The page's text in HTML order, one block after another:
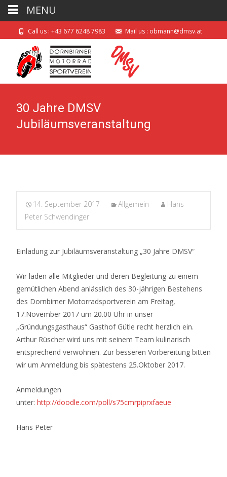
Call us : +43 677 6248 7983 Mail us : obmann@dmsv.at
30 Jahre DMSV
Jubiläumsveranstaltung
14. September 2017 Allgemein
Hans
Peter Schwendinger
Einladung zur Jubiläumsveranstaltung „30 Jahre DMSV“
Wir laden alle Mitglieder und deren Begleitung zu einem
gemütlichen Abend anlässlich des 30-jährigen Bestehens
des Dornbirner Motorradsportverein am Freitag,
17.November 2017 um 20.00 Uhr in unser
„Gründungsgasthaus“ Gasthof Gütle recht herzlich ein.
Arthur Rüscher wird uns mit seinem Team kulinarisch
entsprechend verwöhnen. Zur besseren Vorbereitung bitten
wir um Anmeldung bis spätestens 25.Oktober 2017.
Anmeldungen
unter: http://doodle.com/poll/s75cmrpiprxfaeue
Hans Peter
MENU